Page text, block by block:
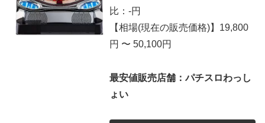
比：-円
【相場(現在の販売価格)】19,800
円 〜 50,100円
最安値販売店舗：パチスロわっし
ょい